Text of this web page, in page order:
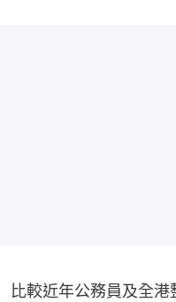
比較近年公務員及全